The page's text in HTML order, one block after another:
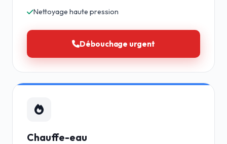
Nettoyage haute pression
Débouchage urgent
Chauffe-eau